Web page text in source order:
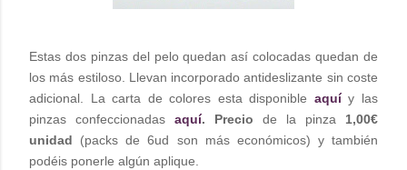
Estas dos pinzas del pelo quedan así colocadas quedan de
los más estiloso. Llevan incorporado antideslizante sin coste
adicional. La carta de colores esta disponible aquíy las
pinzas confeccionadas aquí. Precio de la pinza 1,00€
unidad (packs de 6ud son más económicos) y también
podéis ponerle algún aplique.